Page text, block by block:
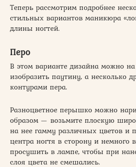
Теперь рассмотрим подробнее
стильных вариантов маникюра
длины ногтей.
Перо
В этом варианте дизайна можно
изобразить паутину, а несколько
контурами пера.
Разноцветное перышко можно
образом — возьмите плоскую
на нее гамму различных цветов и
центра ногтя в сторону и немного
просушить в лампе, чтобы при
слоя цвета не смешались.